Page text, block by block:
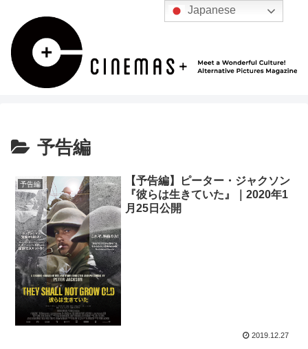
予告編
予告編
【予告編】ピーター・ジャクソン
『彼らは生きていた』｜2020年1
月25日公開
2019.12.27
Japanese